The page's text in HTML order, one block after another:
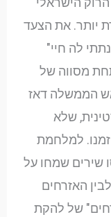
יותר. את הצעד
לה חיי"
ישראל באירוויזיון 1974 ותחת מסווה של
הממשלה דאז
שלא
זמנו. למלחמת
1982 התייחסו שירים שמחו על
האזרחים
של להקת